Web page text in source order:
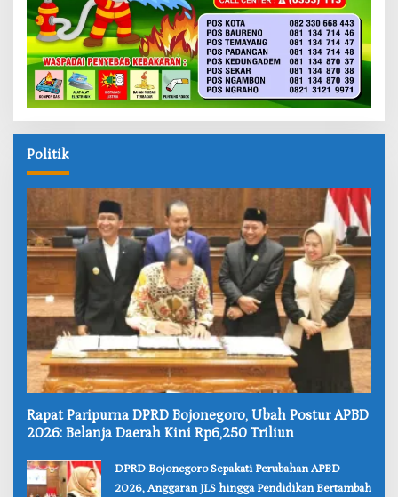
Politik
‎Rapat Paripurna DPRD Bojonegoro, Ubah Postur APBD
2026: Belanja Daerah Kini Rp6,250 Triliun
‎DPRD Bojonegoro Sepakati Perubahan APBD
2026, Anggaran JLS hingga Pendidikan Bertambah